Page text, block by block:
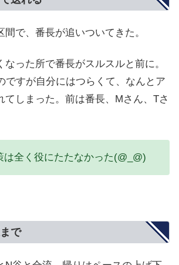
で、番長が追いついてきた。
った所で番長がスルスルと前に。
ですが自分にはつらくて、なんとア
てしまった。前は番長、Mさん、Tさ
は全く役にたたなかった(@_@)
で